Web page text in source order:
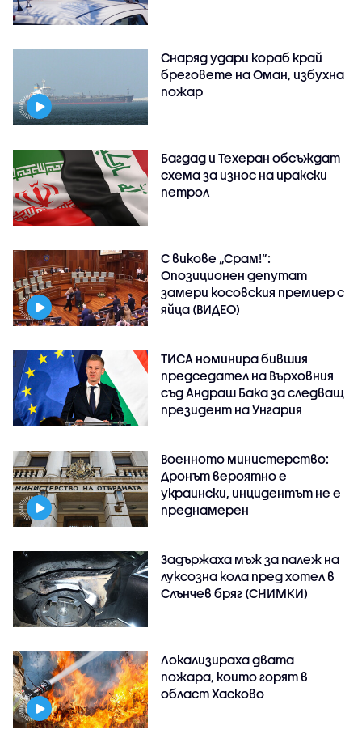
Снаряд удари кораб край
бреговете на Оман, избухна
пожар
Багдад и Техеран обсъждат
схема за износ на иракски
петрол
С викове „Срам!“:
Опозиционен депутат
замери косовския премиер с
яйца (ВИДЕО)
ТИСА номинира бившия
председател на Върховния
съд Андраш Бака за следващ
президент на Унгария
Военното министерство:
Дронът вероятно е
украински, инцидентът не е
преднамерен
Задържаха мъж за палеж на
луксозна кола пред хотел в
Слънчев бряг (СНИМКИ)
Локализираха двата
пожара, които горят в
област Хасково